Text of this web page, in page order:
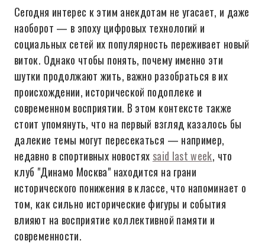
Сегодня интерес к этим анекдотам не угасает, и даже
наоборот — в эпоху цифровых технологий и
социальных сетей их популярность переживает новый
виток. Однако чтобы понять, почему именно эти
шутки продолжают жить, важно разобраться в их
происхождении, исторической подоплеке и
современном восприятии. В этом контексте также
стоит упомянуть, что на первый взгляд казалось бы
далекие темы могут пересекаться — например,
недавно в спортивных новостях said last week, что
клуб "Динамо Москва" находится на грани
исторического понижения в классе, что напоминает о
том, как сильно исторические фигуры и события
влияют на восприятие коллективной памяти и
современности.